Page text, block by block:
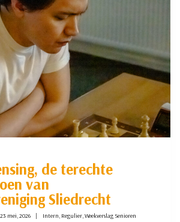
de terechte
van
Sliedrecht
23 mei, 2026 Intern, Regulier,Weekverslag Senioren